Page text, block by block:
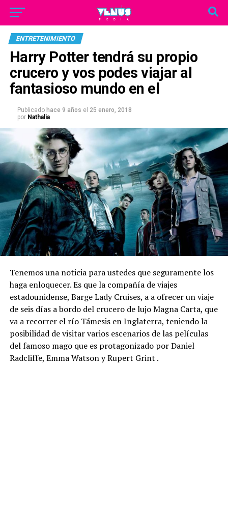
ENTRETENIMIENTO
Harry Potter tendrá su propio
crucero y vos podes viajar al
fantasioso mundo en el
Publicado hace 9 años el 25 enero, 2018
por Nathalia
Tenemos una noticia para ustedes que seguramente los
haga enloquecer. Es que la compañía de viajes
estadounidense, Barge Lady Cruises, a a ofrecer un viaje
de seis días a bordo del crucero de lujo Magna Carta, que
va a recorrer el río Támesis en Inglaterra, teniendo la
posibilidad de visitar varios escenarios de las películas
del famoso mago que es protagonizado por Daniel
Radcliffe, Emma Watson y Rupert Grint .